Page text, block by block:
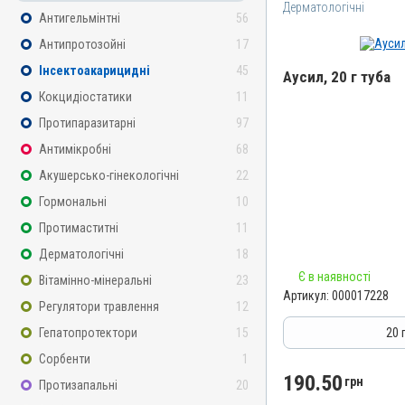
Антигельмінтні
56
Антипротозойні
17
Інсектоакарицидні
45
Кокцидіостатики
11
Протипаразитарні
97
Антимікробні
68
Акушерсько-гінекологічні
22
Гормональні
10
Протимаститні
11
Дерматологічні
18
Вітамінно-мінеральні
23
Регулятори травлення
12
Гепатопротектори
15
Сорбенти
1
Протизапальні
20
Дерматологічні
Аусил, 20 г туба
АВ-09424-01-20
Дерматологічні,
Антимікробні
Мазь
Є в наявності
Артикул: 000017228
20
190.50 грн